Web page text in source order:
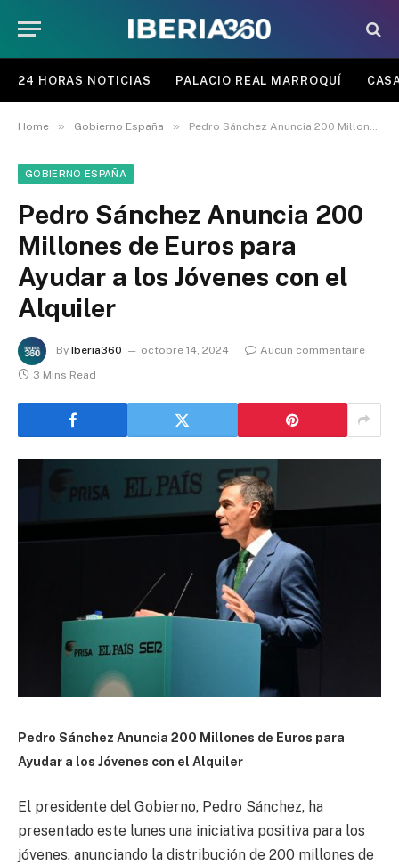
24 HORAS NOTICIAS PALACIO REAL MARROQUÍ
Home » Gobierno España » Pedro Sánchez Anuncia 200 Millones de Euros para Ayudar a los Jóvenes con el Alquiler
GOBIERNO ESPAÑA
Pedro Sánchez Anuncia 200
Millones de Euros para
Ayudar a los Jóvenes con el
Alquiler
By Iberia360 octobre 14, 2024
Aucun commentaire
3 Mins Read
Pedro Sánchez Anuncia 200 Millones de Euros para
Ayudar a los Jóvenes con el Alquiler
El presidente del Gobierno, Pedro Sánchez, ha
presentado este lunes una iniciativa positiva para los
jóvenes, anunciando la distribución de 200 millones de